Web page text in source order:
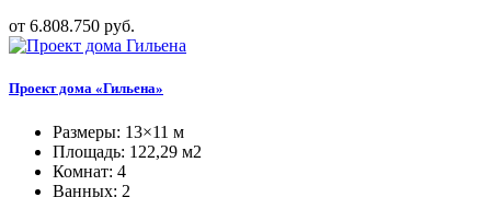
от 6.808.750 руб.
Проект дома «Гильена»
Размеры: 13×11 м
Площадь: 122,29 м2
Комнат: 4
Ванных: 2